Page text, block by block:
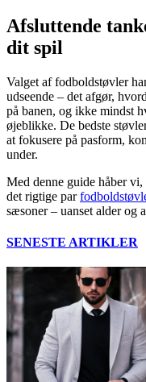
Afsluttende
dit spil
Valget af fodboldstøvler
udseende – det afgør,
på banen, og ikke mindst
øjeblikke. De bedste
at fokusere på pasform,
under.
Med denne guide håber
det rigtige par
sæsoner – uanset alder og
SENESTE ARTIKLER